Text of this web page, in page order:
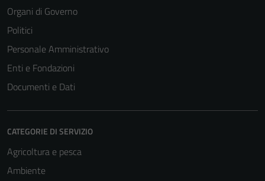
Organi di Governo
Politici
Personale Amministrativo
Enti e Fondazioni
Documenti e Dati
CATEGORIE DI SERVIZIO
Agricoltura e pesca
Ambiente